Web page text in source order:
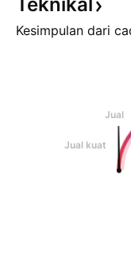
Kesimpulan dari
Jual
Jual kuat